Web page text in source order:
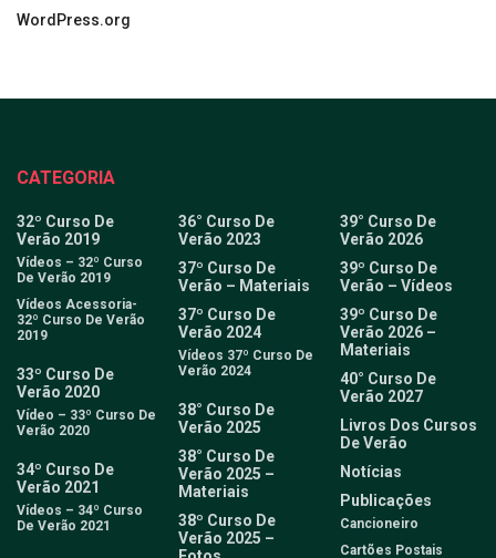
WordPress.org
CATEGORIA
32º Curso De
Verão 2019
Vídeos – 32º Curso
De Verão 2019
Vídeos Acessoria-
32º Curso De Verão
2019
33º Curso De
Verão 2020
Vídeo – 33º Curso De
Verão 2020
34º Curso De
Verão 2021
Vídeos – 34º Curso
De Verão 2021
36° Curso De
Verão 2023
37º Curso De
Verão – Materiais
37º Curso De
Verão 2024
Vídeos 37º Curso De
Verão 2024
38° Curso De
Verão 2025
38° Curso De
Verão 2025 –
Materiais
38º Curso De
Verão 2025 –
39° Curso De
Verão 2026
39º Curso De
Verão – Vídeos
39º Curso De
Verão 2026 –
Materiais
40° Curso De
Verão 2027
Livros Dos Cursos
De Verão
Notícias
Publicações
Cancioneiro
Cartões Postais